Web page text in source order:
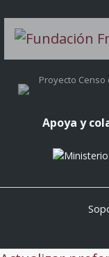
Proyecto Censo
Apoya y